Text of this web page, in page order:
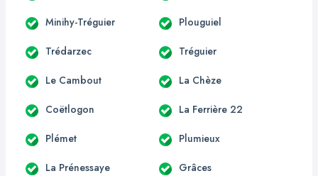
Minihy-Tréguier Plouguiel
Trédarzec Tréguier
Le Cambout La Chèze
Coëtlogon La Ferrière 22
Plémet Plumieux
La Prénessaye Grâces